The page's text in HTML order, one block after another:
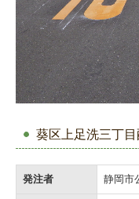
葵区上足洗三丁
発注者 静岡市